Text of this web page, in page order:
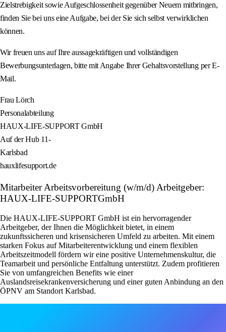
Zielstrebigkeit sowie Aufgeschlossenheit gegenüber Neuem mitbringen,
finden Sie bei uns eine Aufgabe, bei der Sie sich selbst verwirklichen
können.
Wir freuen uns auf Ihre aussagekräftigen und vollständigen
Bewerbungsunterlagen, bitte mit Angabe Ihrer Gehaltsvorstellung per E-
Mail.
Frau Lörch
Personalabteilung
HAUX-LIFE-SUPPORT GmbH
Auf der Hub 11-
Karlsbad
hauxlifesupport.de
Mitarbeiter Arbeitsvorbereitung (w/m/d) Arbeitgeber:
HAUX-LIFE-SUPPORTGmbH
Die HAUX-LIFE-SUPPORT GmbH ist ein hervorragender
Arbeitgeber, der Ihnen die Möglichkeit bietet, in einem
zukunftssicheren und krisensicheren Umfeld zu arbeiten. Mit einem
starken Fokus auf Mitarbeiterentwicklung und einem flexiblen
Arbeitszeitmodell fördern wir eine positive Unternehmenskultur, die
Teamarbeit und persönliche Entfaltung unterstützt. Zudem profitieren
Sie von umfangreichen Benefits wie einer
Auslandsreisekrankenversicherung und einer guten Anbindung an den
ÖPNV am Standort Karlsbad.